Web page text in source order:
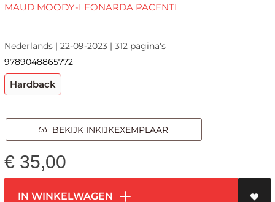
MAUD MOODY-LEONARDA PACENTI
Nederlands | 22-09-2023 | 312 pagina's
9789048865772
Hardback
BEKIJK INKIJKEXEMPLAAR
€ 35,00
IN WINKELWAGEN